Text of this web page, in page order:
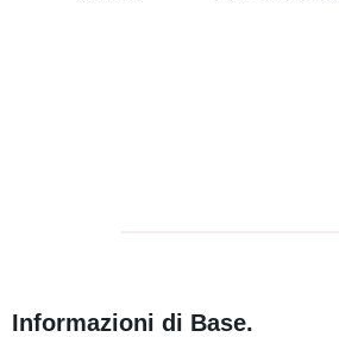
Informazioni di Base.